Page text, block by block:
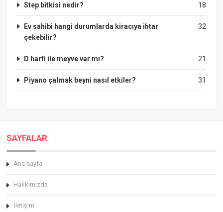
18
Step bitkisi nedir?
32
Ev sahibi hangi durumlarda kiracıya ihtar
çekebilir?
21
D harfi ile meyve var mı?
31
Piyano çalmak beyni nasıl etkiler?
SAYFALAR
Ana sayfa
Hakkimizda
İletişim